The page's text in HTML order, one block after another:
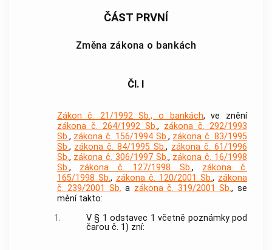
ČÁST PRVNÍ
Změna zákona o bankách
Čl. I
Zákon č. 21/1992 Sb., o bankách, ve znění
zákona č. 264/1992 Sb., zákona č. 292/1993
Sb., zákona č. 156/1994 Sb., zákona č. 83/1995
Sb., zákona č. 84/1995 Sb., zákona č. 61/1996
Sb., zákona č. 306/1997 Sb., zákona č. 16/1998
Sb., zákona č. 127/1998 Sb., zákona č.
165/1998 Sb., zákona č. 120/2001 Sb., zákona
č. 239/2001 Sb. a zákona č. 319/2001 Sb., se
mění takto:
1.
V § 1 odstavec 1 včetně poznámky pod
čarou č. 1) zní: